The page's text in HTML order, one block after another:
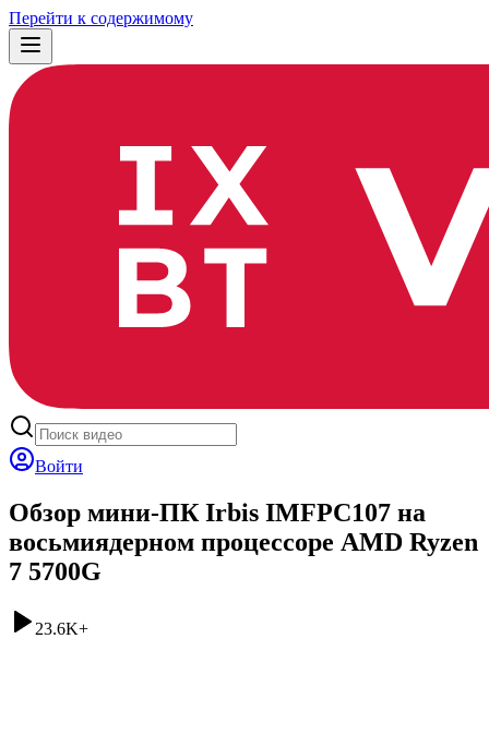
Перейти к содержимому
Войти
Обзор мини-ПК Irbis IMFPC107 на
восьмиядерном процессоре AMD Ryzen
7 5700G
23.6K+